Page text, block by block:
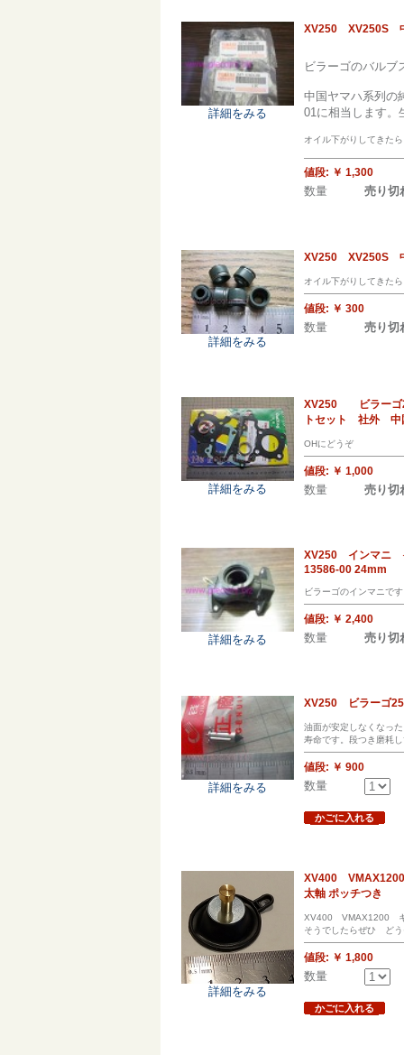
詳細をみる
XV250 XV250S
ビラーゴのバルブ
中国ヤマハ系列の
01に相当します。
オイル下がりしてきた
値段: ￥ 1,300
数量 売り切
詳細をみる
XV250 XV250S
オイル下がりしてきた
値段: ￥ 300
数量 売り切
詳細をみる
XV250 ビラーゴ
トセット 社外 中
OHにどうぞ
値段: ￥ 1,000
数量 売り切
詳細をみる
XV250 インマニ
13586-00 24mm
ビラーゴのインマニで
値段: ￥ 2,400
数量 売り切
詳細をみる
XV250 ビラーゴ
油面が安定しなくなっ
寿命です。段つき磨耗
値段: ￥ 900
数量
かごに入れる
詳細をみる
XV400
太軸 ポッチつき
XV400 VMAX1200 キ
そうでしたらぜひ どう
値段: ￥ 1,800
数量
かごに入れる